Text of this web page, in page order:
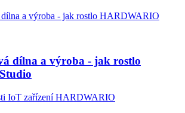
dílna a výroba - jak rostlo